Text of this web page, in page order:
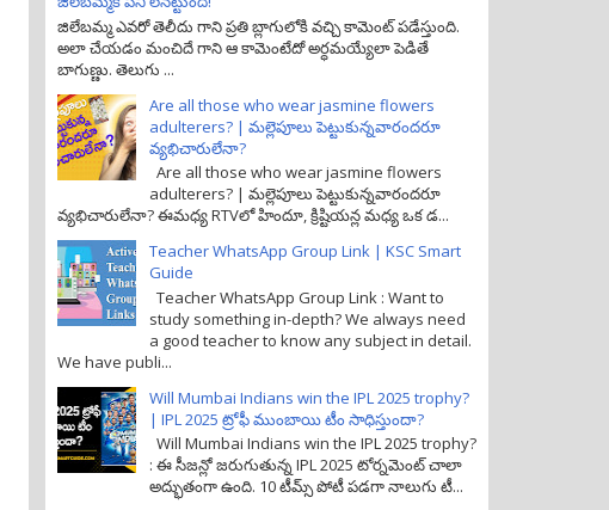
జిలేబమ్మ ఎవరో తెలీదు గాని ప్రతి బ్లాగులోకి వచ్చి కామెంట్ పడేస్తుంది.
అలా చేయడం మంచిదే గాని ఆ కామెంటేదో అర్ధమయ్యేలా పెడితే
బాగుణ్ణు. తెలుగు ...
Are all those who wear jasmine flowers
adulterers? | మల్లెపూలు పెట్టుకున్నవారందరూ
వ్యభిచారులేనా?
Are all those who wear jasmine flowers
adulterers? | మల్లెపూలు పెట్టుకున్నవారందరూ
వ్యభిచారులేనా? ఈమధ్య RTVలో హిందూ, క్రిష్టియన్ల మధ్య ఒక డ...
Teacher WhatsApp Group Link | KSC Smart
Guide
Teacher WhatsApp Group Link : Want to
study something in-depth? We always need
a good teacher to know any subject in detail.
We have publi...
Will Mumbai Indians win the IPL 2025 trophy?
| IPL 2025 ట్రోఫీ ముంబాయి టీం సాధిస్తుందా?
Will Mumbai Indians win the IPL 2025 trophy?
: ఈ సీజన్లో జరుగుతున్న IPL 2025 టోర్నమెంట్ చాలా
అద్భుతంగా ఉంది. 10 టీమ్స్ పోటీ పడగా నాలుగు టీ...